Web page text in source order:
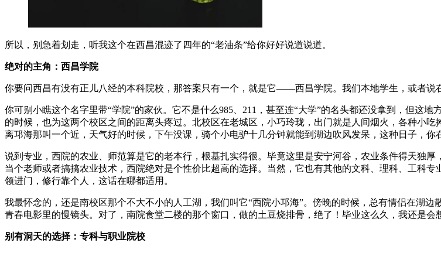
所以，别急着划走，听我这个在西昌混迹了四年的“老油条”给你好好说道说道。
绝对的主角：西昌学院
你要问西昌有没有正儿八经的本科院校，那答案只有一个，就是它——西昌学院。我们本地学生，或者说
你可别小瞧这个名字里带“学院”的家伙。它不是什么985、211，甚至连“大学”的名头都还没拿到，但这
的时候，也为这两个校区之间的距离头疼过。北校区在老城区，小巧玲珑，出门就是人间烟火，各种小
离邛海那叫一个近，天气好的时候，下午没课，骑个小电驴十几分钟就能到湖边吹风发呆，这种日子，你
说到专业，西院的农业、师范算是它的老本行，根基扎实得很。毕竟这里是安宁河谷，农业条件得天独
当个老师或者搞搞农业技术，西院绝对是个性价比超高的选择。当然，它也有其他的文科、理科、工科
领进门，修行靠个人，这话在哪都适用。
我最怀念的，还是南校区那个不大不小的人工湖，我们叫它“西院小邛海”。傍晚的时候，总有情侣在湖
青春电影里的慢镜头。对了，南院食堂二楼的那个窗口，做的土豆烧排骨，绝了！毕业这么久，我还是会
别有洞天的选择：专科与职业院校